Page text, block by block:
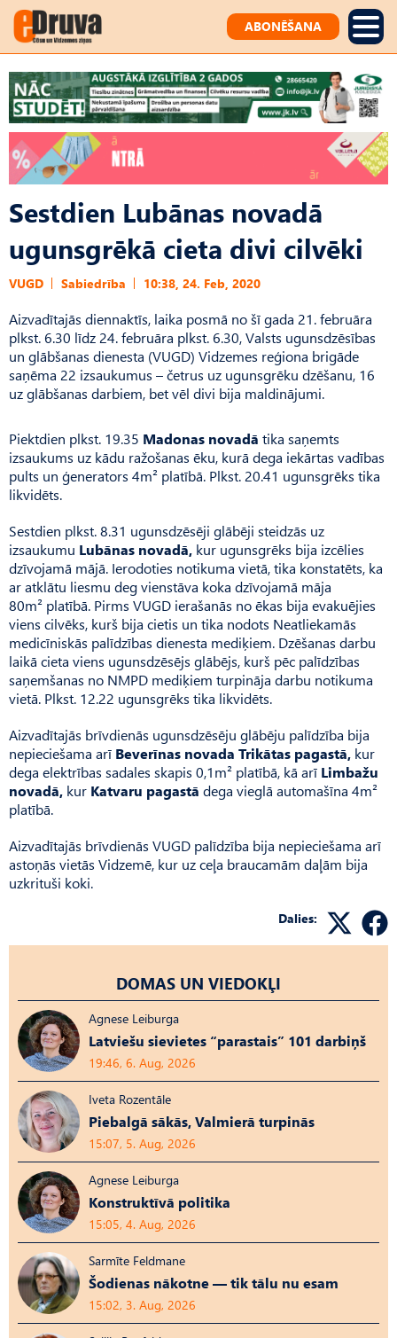
ABONĒŠANA
Sestdien Lubānas novadā
ugunsgrēkā cieta divi cilvēki
VUGD Sabiedrība 10:38, 24. Feb, 2020
Aizvadītajās diennaktīs, laika posmā no šī gada 21. februāra
plkst. 6.30 līdz 24. februāra plkst. 6.30, Valsts ugunsdzēsības
un glābšanas dienesta (VUGD) Vidzemes reģiona brigāde
saņēma 22 izsaukumus – četrus uz ugunsgrēku dzēšanu, 16
uz glābšanas darbiem, bet vēl divi bija maldinājumi.
Piektdien plkst. 19.35 Madonas novadā tika saņemts
izsaukums uz kādu ražošanas ēku, kurā dega iekārtas vadības
pults un ģenerators 4m² platībā. Plkst. 20.41 ugunsgrēks tika
likvidēts.
Sestdien plkst. 8.31 ugunsdzēsēji glābēji steidzās uz
izsaukumu Lubānas novadā, kur ugunsgrēks bija izcēlies
dzīvojamā mājā. Ierodoties notikuma vietā, tika konstatēts, ka
ar atklātu liesmu deg vienstāva koka dzīvojamā māja
80m² platībā. Pirms VUGD ierašanās no ēkas bija evakuējies
viens cilvēks, kurš bija cietis un tika nodots Neatliekamās
medicīniskās palīdzības dienesta mediķiem. Dzēšanas darbu
laikā cieta viens ugunsdzēsējs glābējs, kurš pēc palīdzības
saņemšanas no NMPD mediķiem turpināja darbu notikuma
vietā. Plkst. 12.22 ugunsgrēks tika likvidēts.
Aizvadītajās brīvdienās ugunsdzēsēju glābēju palīdzība bija
nepieciešama arī Beverīnas novada Trikātas pagastā, kur
dega elektrības sadales skapis 0,1m² platībā, kā arī Limbažu
novadā, kur Katvaru pagastā dega vieglā automašīna 4m²
platībā.
Aizvadītajās brīvdienās VUGD palīdzība bija nepieciešama arī
astoņās vietās Vidzemē, kur uz ceļa braucamām daļām bija
uzkrituši koki.
Dalies:
DOMAS UN VIEDOKĻI
Agnese Leiburga
Latviešu sievietes “parastais” 101 darbiņš
19:46, 6. Aug, 2026
Iveta Rozentāle
Piebalgā sākās, Valmierā turpinās
15:07, 5. Aug, 2026
Agnese Leiburga
Konstruktīvā politika
15:05, 4. Aug, 2026
Sarmīte Feldmane
Šodienas nākotne — tik tālu nu esam
15:02, 3. Aug, 2026